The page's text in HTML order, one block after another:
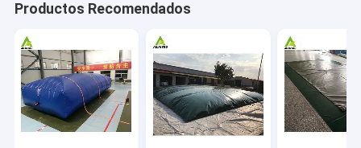
Productos Recomendados